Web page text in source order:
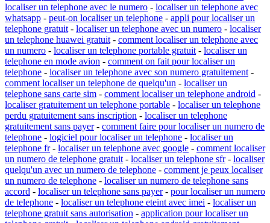
localiser un telephone avec le numero - localiser un telephone avec
whatsapp - peut-on localiser un telephone - appli pour localiser un
telephone gratuit - localiser un telephone avec un numero - localiser
un telephone huawei gratuit - comment localiser un telephone avec
un numero - localiser un telephone portable gratuit - localiser un
telephone en mode avion - comment on fait pour localiser un
telephone - localiser un telephone avec son numero gratuitement -
comment localiser un telephone de quelqu'un - localiser un
telephone sans carte sim - comment localiser un telephone android -
localiser gratuitement un telephone portable - localiser un telephone
perdu gratuitement sans inscription - localiser un telephone
gratuitement sans payer- comment faire pour localiser un numero de
telephone - logiciel pour localiser un telephone - localiser un
telephone fr- localiser un telephone avec google - comment localiser
un numero de telephone gratuit - localiser un telephone sfr- localiser
quelqu'un avec un numero de telephone - comment je peux localiser
un numero de telephone - localiser un numero de telephone sans
accord - localiser un telephone sans payer- pour localiser un numero
de telephone - localiser un telephone eteint avec imei - localiser un
telephone gratuit sans autorisation - application pour localiser un